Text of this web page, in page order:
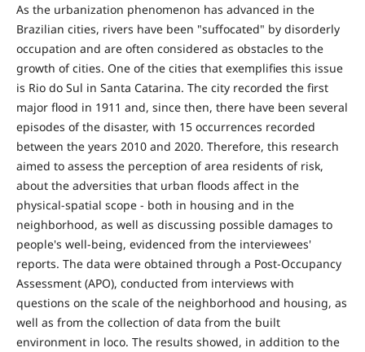
As the urbanization phenomenon has advanced in the
Brazilian cities, rivers have been "suffocated" by disorderly
occupation and are often considered as obstacles to the
growth of cities. One of the cities that exemplifies this issue
is Rio do Sul in Santa Catarina. The city recorded the first
major flood in 1911 and, since then, there have been several
episodes of the disaster, with 15 occurrences recorded
between the years 2010 and 2020. Therefore, this research
aimed to assess the perception of area residents of risk,
about the adversities that urban floods affect in the
physical-spatial scope - both in housing and in the
neighborhood, as well as discussing possible damages to
people's well-being, evidenced from the interviewees'
reports. The data were obtained through a Post-Occupancy
Assessment (APO), conducted from interviews with
questions on the scale of the neighborhood and housing, as
well as from the collection of data from the built
environment in loco. The results showed, in addition to the